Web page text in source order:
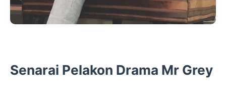
Senarai Pelakon Drama Mr Grey